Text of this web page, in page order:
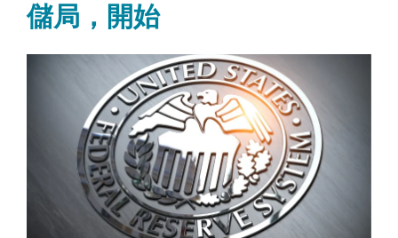
儲局，開始